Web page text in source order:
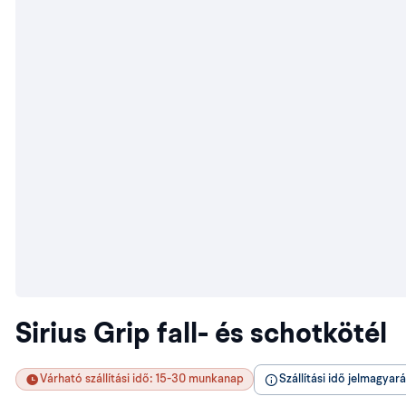
Sirius Grip fall- és schotkötél
Várható szállítási idő: 15-30 munkanap Szállítási idő